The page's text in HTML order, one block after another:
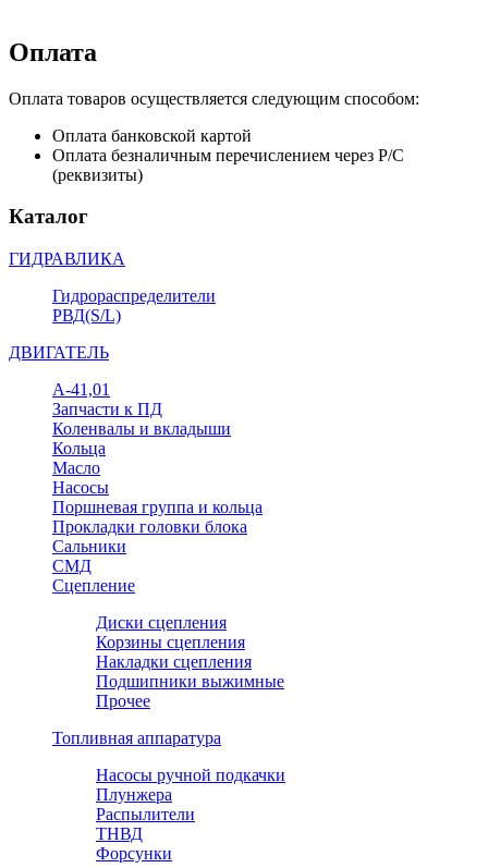
Оплата
Оплата товаров осуществляется следующим способом:
Оплата банковской картой
Оплата безналичным перечислением через Р/С
(реквизиты)
Каталог
ГИДРАВЛИКА
Гидрораспределители
РВД(S/L)
ДВИГАТЕЛЬ
А-41,01
Запчасти к ПД
Коленвалы и вкладыши
Кольца
Масло
Насосы
Поршневая группа и кольца
Прокладки головки блока
Сальники
СМД
Сцепление
Диски сцепления
Корзины сцепления
Накладки сцепления
Подшипники выжимные
Прочее
Топливная аппаратура
Насосы ручной подкачки
Плунжера
Распылители
ТНВД
Форсунки